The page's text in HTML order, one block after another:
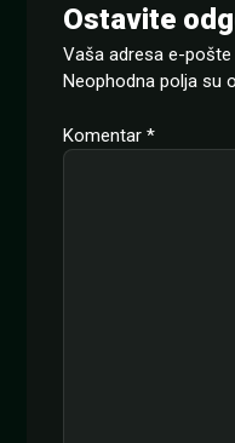
Ostavite
Vaša adresa e-pošte
Neophodna polja su
Komentar *